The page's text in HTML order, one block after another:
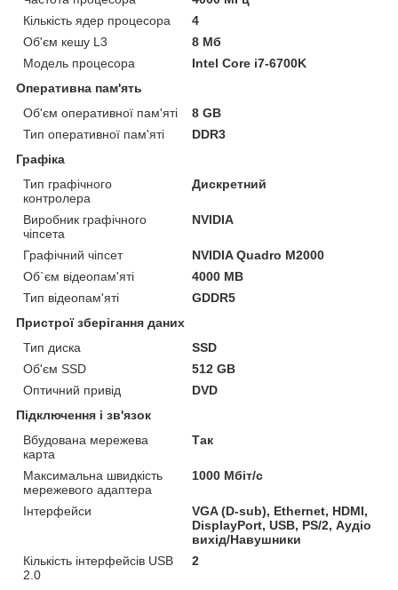
Кількість ядер процесора
4
Об'єм кешу L3
8 Мб
Модель процесора
Intel Core i7-6700K
Оперативна пам'ять
Об'єм оперативної пам'яті
8 GB
Тип оперативної пам'яті
DDR3
Графіка
Тип графічного
контролера
Дискретний
Виробник графічного
чіпсета
NVIDIA
Графічний чіпсет
NVIDIA Quadro M2000
Об`єм відеопам'яті
4000 MB
Тип відеопам'яті
GDDR5
Пристрої зберігання даних
Тип диска
SSD
Об'єм SSD
512 GB
Оптичний привід
DVD
Підключення і зв'язок
Вбудована мережева
карта
Так
Максимальна швидкість
мережевого адаптера
1000 Мбіт/с
Інтерфейси
VGA (D-sub), Ethernet, HDMI,
DisplayPort, USB, PS/2, Аудіо
вихід/Навушники
Кількість інтерфейсів USB
2.0
2